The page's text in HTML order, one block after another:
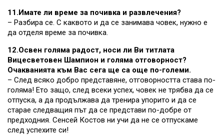
11.Имате ли време за почивка и развлечения?
– Разбира се. С каквото и да се занимава човек, нужно е
да отделя време за почивка.
12.Освен голяма радост, носи ли Ви титлата
Вицесветовен Шампион и голяма отговорност?
Очакванията към Вас сега ще са още по-големи.
– След всяко добро представяне, отговорността става по-
голяма! Ето защо, след всеки успех, човек не трябва да се
отпуска, а да продължава да тренира упорито и да се
старае следващия път да се представи по-добре от
предходния. Сенсей Костов ни учи да не се отпускаме
след успехите си!